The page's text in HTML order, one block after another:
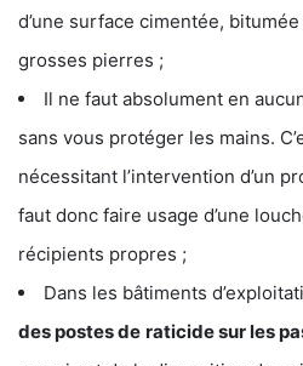
d’une surface cimentée,
grosses pierres ;
Il ne faut absolument en
sans vous protéger les mains.
nécessitant l’intervention d’un
faut donc faire usage d’une
récipients propres ;
Dans les bâtiments
des postes de raticide sur les